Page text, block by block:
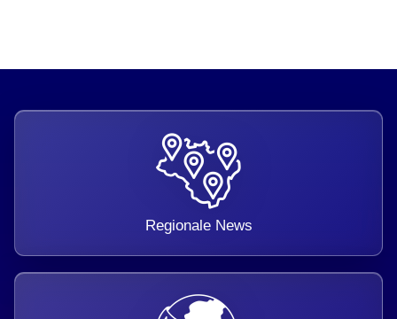
Regionale News